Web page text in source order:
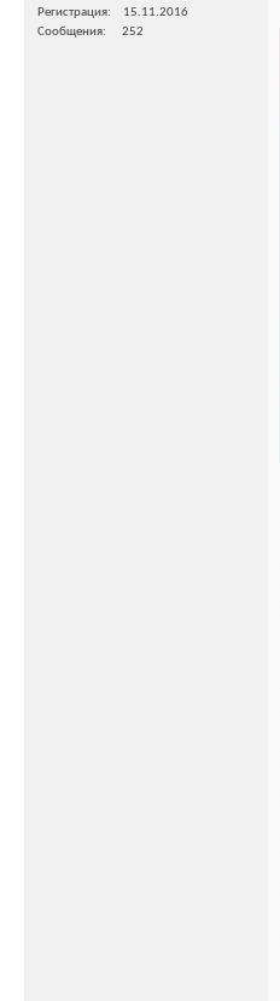
Регистрация
15.11.2016
Сообщения
252